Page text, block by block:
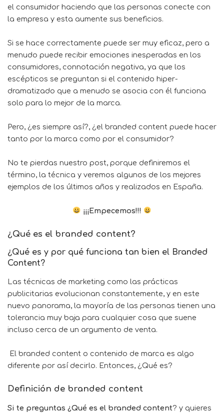
el consumidor haciendo que las personas conecte con
la empresa y esta aumente sus beneficios.
Si se hace correctamente puede ser muy eficaz, pero a
menudo puede recibir emociones inesperadas en los
consumidores, connotación negativa, ya que los
escépticos se preguntan si el contenido hiper-
dramatizado que a menudo se asocia con él funciona
solo para lo mejor de la marca.
Pero, ¿es siempre así?, ¿el branded content puede hacer
tanto por la marca como por el consumidor?
No te pierdas nuestro post, porque definiremos el
término, la técnica y veremos algunos de los mejores
ejemplos de los últimos años y realizados en España.
¡¡¡Empecemos!!!
¿Qué es el branded content?
¿Qué es y por qué funciona tan bien el Branded
Content?
Las técnicas de marketing como las prácticas
publicitarias evolucionan constantemente, y en este
nuevo panorama, la mayoría de las personas tienen una
tolerancia muy baja para cualquier cosa que suene
incluso cerca de un argumento de venta.
El branded content o contenido de marca es algo
diferente por así decirlo. Entonces, ¿Qué es?
Definición de branded content
Si te preguntas ¿Qué es el branded content? y quieres